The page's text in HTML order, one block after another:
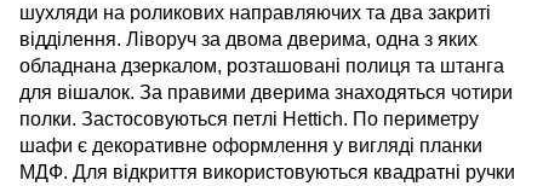
шухляди на роликових направляючих та два закриті
відділення. Ліворуч за двома дверима, одна з яких
обладнана дзеркалом, розташовані полиця та штанга
для вішалок. За правими дверима знаходяться чотири
полки. Застосовуються петлі Hettich. По периметру
шафи є декоративне оформлення у вигляді планки
МДФ. Для відкриття використовуються квадратні ручки